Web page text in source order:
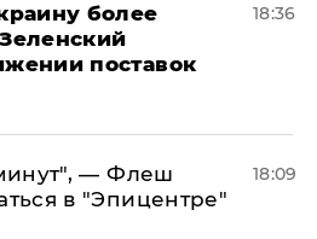
более
поставок
18:36
— Флеш
в "Эпицентре"
18:09